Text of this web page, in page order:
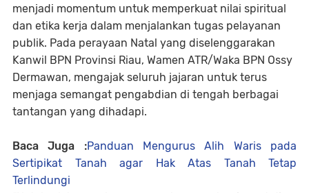
menjadi momentum untuk memperkuat nilai spiritual
dan etika kerja dalam menjalankan tugas pelayanan
publik. Pada perayaan Natal yang diselenggarakan
Kanwil BPN Provinsi Riau, Wamen ATR/Waka BPN Ossy
Dermawan, mengajak seluruh jajaran untuk terus
menjaga semangat pengabdian di tengah berbagai
tantangan yang dihadapi.
Baca Juga :Panduan Mengurus Alih Waris pada
Sertipikat Tanah agar Hak Atas Tanah Tetap
Terlindungi